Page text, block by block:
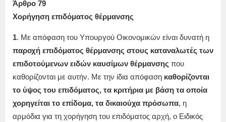
Άρθρο 79
Χορήγηση επιδόματος θέρμανσης
1. Με απόφαση του Υπουργού Οικονομικών είναι δυνατή η
παροχή επιδόματος θέρμανσης στους καταναλωτές των
επιδοτούμενων ειδών καυσίμων θέρμανσης που
καθορίζονται με αυτήν. Με την ίδια απόφαση καθορίζονται
το ύψος του επιδόματος, τα κριτήρια με βάση τα οποία
χορηγείται το επίδομα, τα δικαιούχα πρόσωπα, η
αρμόδια για τη χορήγηση του επιδόματος αρχή, ο Ειδικός